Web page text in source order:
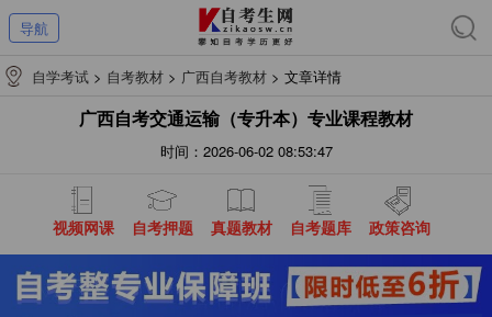
导航
自学考试 > 自考教材 > 广西自考教材 > 文章详情
广西自考交通运输（专升本）专业课程教材
时间：2026-06-02 08:53:47
视频网课 自考押题 真题教材 自考题库 政策咨询